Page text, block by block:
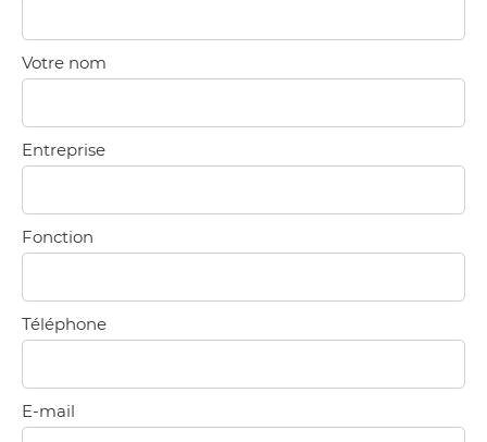
Votre nom
Entreprise
Fonction
Téléphone
E-mail